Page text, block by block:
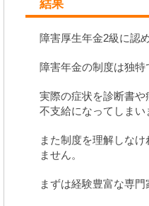
結果
障害厚生年金2級に認
障害年金の制度は独特
実際の症状を診断書や
不支給になってしまい
また制度を理解しな
ません。
まずは経験豊富な専門